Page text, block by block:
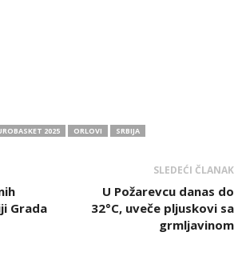
2025 ORLOVI SRBIJA
Grada
SLEDEĆI ČLANAK
U Požarevcu danas do
32°C, uveče pljuskovi sa
grmljavinom